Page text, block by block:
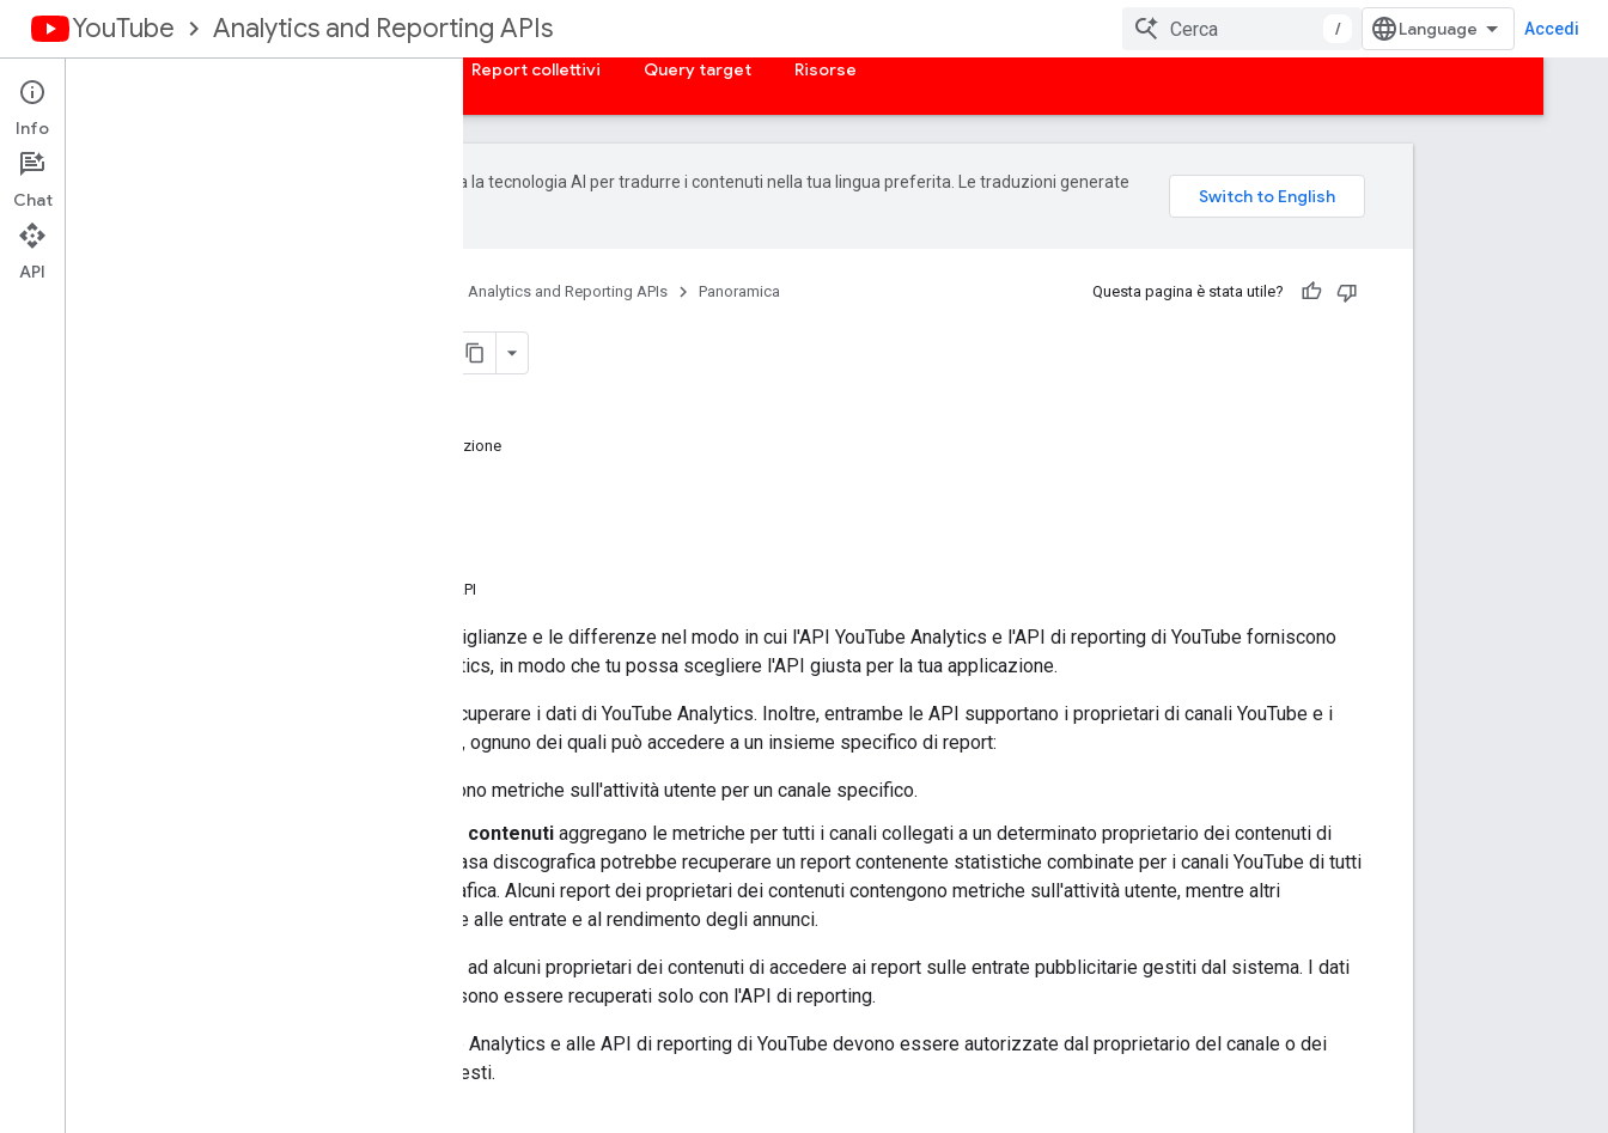
YouTube Analytics and Reporting APIs / Accedi
Report collettivi Query target Risorse
Google utilizza la tecnologia AI per tradurre i contenuti nella tua lingua preferita. Le traduzioni generate
Analytics and Reporting APIs Panoramica Questa pagina è stata utile?
Scegliere l'API giusta per la tua applicazione
Differenze di denominazione tra le API
Questo documento spiega le somiglianze e le differenze nel modo in cui l'API YouTube Analytics e l'API di reporting di YouTube forniscono
l'accesso ai dati di YouTube Analytics, in modo che tu possa scegliere l'API giusta per la tua applicazione.
Entrambe le API consentono di recuperare i dati di YouTube Analytics. Inoltre, entrambe le API supportano i proprietari di canali YouTube e i
proprietari di contenuti di YouTube, ognuno dei quali può accedere a un insieme specifico di report:
contengono metriche sull'attività utente per un canale specifico.
report dei proprietari dei contenuti aggregano le metriche per tutti i canali collegati a un determinato proprietario dei contenuti di
YouTube. Ad esempio, una casa discografica potrebbe recuperare un report contenente statistiche combinate per i canali YouTube di tutti
gli artisti della casa discografica. Alcuni report dei proprietari dei contenuti contengono metriche sull'attività utente, mentre altri
contengono metriche relative alle entrate e al rendimento degli annunci.
L'API di reporting consente inoltre ad alcuni proprietari dei contenuti di accedere ai report sulle entrate pubblicitarie gestiti dal sistema. I dati
nei report gestiti dal sistema possono essere recuperati solo con l'API di reporting.
Tutte le richieste alle API YouTube Analytics e alle API di reporting di YouTube devono essere autorizzate dal proprietario del canale o dei
contenuti che possiede i dati richiesti.
Info
Chat
API